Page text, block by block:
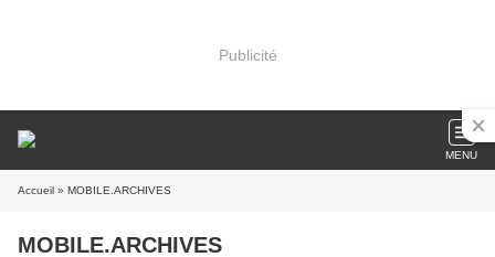
Publicité
MENU
Accueil » MOBILE.ARCHIVES
MOBILE.ARCHIVES